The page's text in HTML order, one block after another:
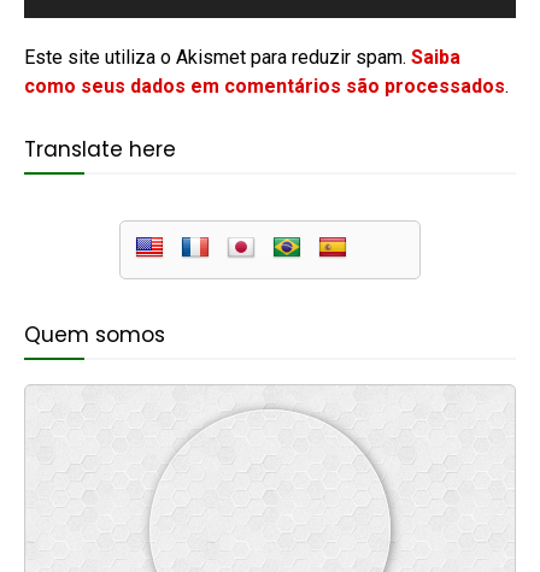
Este site utiliza o Akismet para reduzir spam. Saiba
como seus dados em comentários são processados.
Translate here
Quem somos